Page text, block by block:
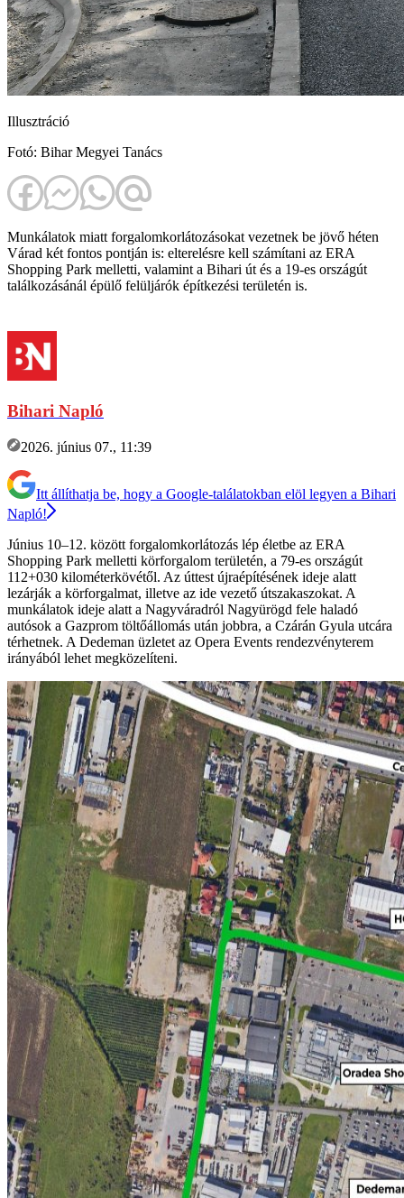
Illusztráció
Fotó: Bihar Megyei Tanács
Munkálatok miatt forgalomkorlátozásokat vezetnek be jövő héten
Várad két fontos pontján is: elterelésre kell számítani az ERA
Shopping Park melletti, valamint a Bihari út és a 19-es országút
találkozásánál épülő felüljárók építkezési területén is.
Bihari Napló
2026. június 07., 11:39
Itt állíthatja be, hogy a Google-találatokban elöl legyen a Bihari
Napló!
Június 10–12. között forgalomkorlátozás lép életbe az ERA
Shopping Park melletti körforgalom területén, a 79-es országút
112+030 kilométerkövétől. Az úttest újraépítésének ideje alatt
lezárják a körforgalmat, illetve az ide vezető útszakaszokat. A
munkálatok ideje alatt a Nagyváradról Nagyürögd fele haladó
autósok a Gazprom töltőállomás után jobbra, a Czárán Gyula utcára
térhetnek. A Dedeman üzletet az Opera Events rendezvényterem
irányából lehet megközelíteni.